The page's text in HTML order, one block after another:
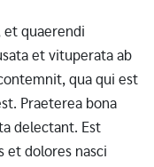
et quaerendi
et vituperata ab
qua qui est
Praeterea bona
delectant. Est
et dolores nasci